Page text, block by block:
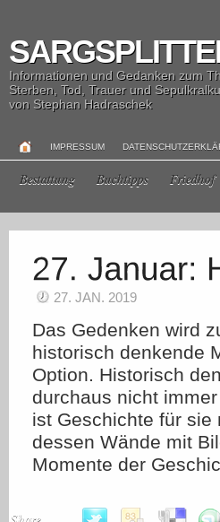
Informationen und Gedanken zum
Sterben, Tod, Trauer und
von Stephan Hadraschek
IMPRESSUM
Bestattung Buchtipps Friedhof
27. JAN. 2019
Das Gedenken wird
historisch denkende
Option. Historisch
durchaus nicht
ist Geschichte für sie
dessen Wände mit
Momente der